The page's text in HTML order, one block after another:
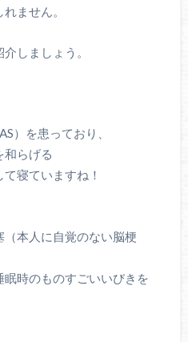
ません。
しましょう。
）を患っており、
和らげる
寝ていますね！
本人に自覚のない脳梗
時のものすごいいびきを